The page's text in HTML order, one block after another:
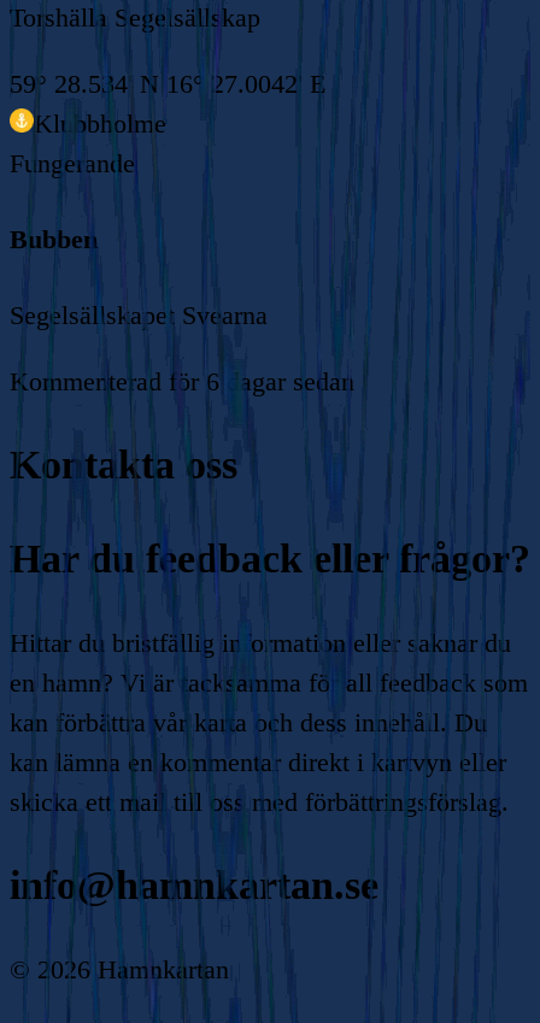
Torshälla Segelsällskap
59° 28.534' N 16° 27.0042' E
Klubbholme
Fungerande
Bubben
Segelsällskapet Svearna
Kommenterad för 6 dagar sedan
Kontakta oss
Har du feedback eller frågor?
Hittar du bristfällig information eller saknar du
en hamn? Vi är tacksamma för all feedback som
kan förbättra vår karta och dess innehåll. Du
kan lämna en kommentar direkt i kartvyn eller
skicka ett mail till oss med förbättringsförslag.
info@hamnkartan.se
© 2026 Hamnkartan